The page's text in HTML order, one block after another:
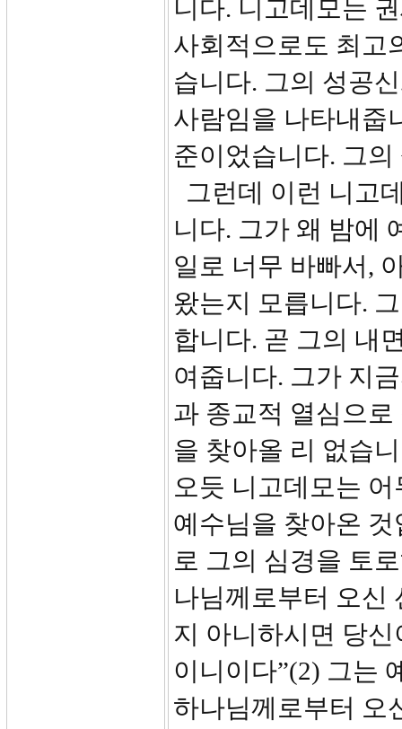
니다. 니고데모는
사회적으로도 최고
습니다. 그의 성공
사람임을 나타내줍
준이었습니다. 그
그런데 이런 니고
니다. 그가 왜 밤에
일로 너무 바빠서,
왔는지 모릅니다.
합니다. 곧 그의 내
여줍니다. 그가 지
과 종교적 열심으
을 찾아올 리 없습
오듯 니고데모는
예수님을 찾아온
로 그의 심경을 토
나님께로부터 오신
지 아니하시면 당
이니이다”(2) 그는
하나님께로부터 오